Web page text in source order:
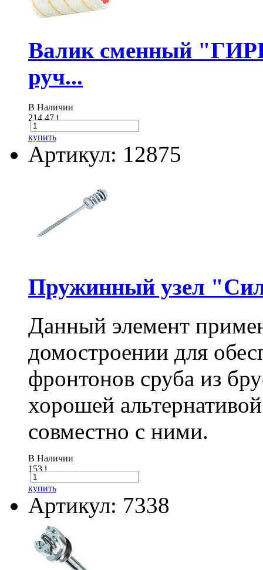
Валик сменный
руч...
В Наличии
214.47i
купить
Артикул: 12875
Пружинный узел
Данный элемент
домостроении для
фронтонов сруба из
хорошей
совместно с ними.
В Наличии
153i
купить
Артикул: 7338